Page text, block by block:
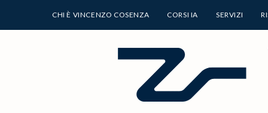
CHI È VINCENZO COSENZA CORSI IA SERVIZI